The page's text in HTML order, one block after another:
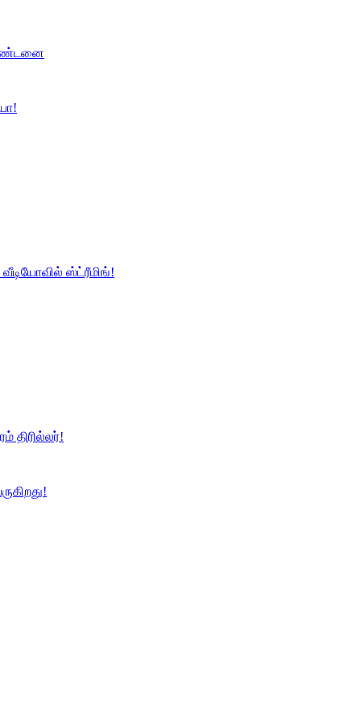
தண்டனை
வீடியோவில் ஸ்ட்ரீமிங்!
திரில்லர்!